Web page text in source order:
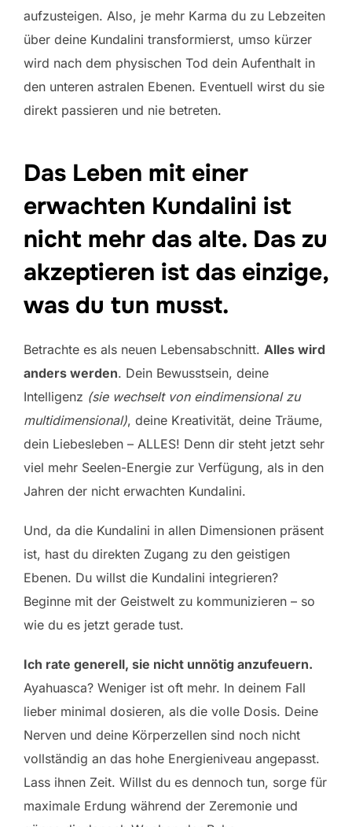
aufzusteigen. Also, je mehr Karma du zu Lebzeiten
über deine Kundalini transformierst, umso kürzer
wird nach dem physischen Tod dein Aufenthalt in
den unteren astralen Ebenen. Eventuell wirst du sie
direkt passieren und nie betreten.
Das Leben mit einer
erwachten Kundalini ist
nicht mehr das alte. Das zu
akzeptieren ist das einzige,
was du tun musst.
Betrachte es als neuen Lebensabschnitt. Alles wird
anders werden. Dein Bewusstsein, deine
Intelligenz (sie wechselt von eindimensional zu
multidimensional), deine Kreativität, deine Träume,
dein Liebesleben – ALLES! Denn dir steht jetzt sehr
viel mehr Seelen-Energie zur Verfügung, als in den
Jahren der nicht erwachten Kundalini.
Und, da die Kundalini in allen Dimensionen präsent
ist, hast du direkten Zugang zu den geistigen
Ebenen. Du willst die Kundalini integrieren?
Beginne mit der Geistwelt zu kommunizieren – so
wie du es jetzt gerade tust.
Ich rate generell, sie nicht unnötig anzufeuern.
Ayahuasca? Weniger ist oft mehr. In deinem Fall
lieber minimal dosieren, als die volle Dosis. Deine
Nerven und deine Körperzellen sind noch nicht
vollständig an das hohe Energieniveau angepasst.
Lass ihnen Zeit. Willst du es dennoch tun, sorge für
maximale Erdung während der Zeremonie und